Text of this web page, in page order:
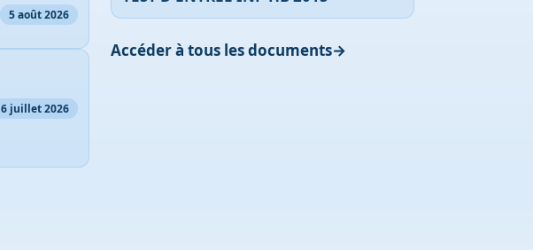
5 août 2026
6 juillet 2026
Accéder à tous les documents